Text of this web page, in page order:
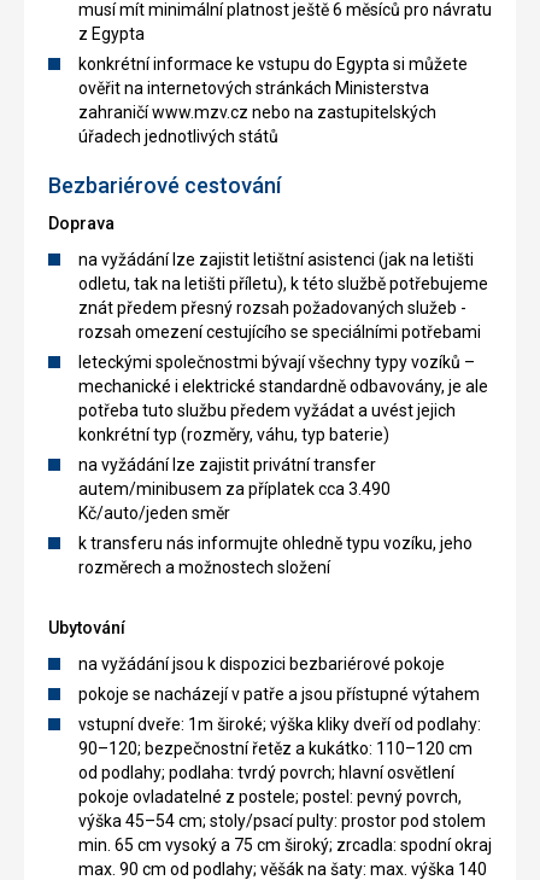
musí mít minimální platnost ještě 6 měsíců pro návratu
z Egypta
konkrétní informace ke vstupu do Egypta si můžete
ověřit na internetových stránkách Ministerstva
zahraničí www.mzv.cz nebo na zastupitelských
úřadech jednotlivých států
Bezbariérové cestování
Doprava
na vyžádání lze zajistit letištní asistenci (jak na letišti
odletu, tak na letišti příletu), k této službě potřebujeme
znát předem přesný rozsah požadovaných služeb -
rozsah omezení cestujícího se speciálními potřebami
leteckými společnostmi bývají všechny typy vozíků –
mechanické i elektrické standardně odbavovány, je ale
potřeba tuto službu předem vyžádat a uvést jejich
konkrétní typ (rozměry, váhu, typ baterie)
na vyžádání lze zajistit privátní transfer
autem/minibusem za příplatek cca 3.490
Kč/auto/jeden směr
k transferu nás informujte ohledně typu vozíku, jeho
rozměrech a možnostech složení
Ubytování
na vyžádání jsou k dispozici bezbariérové pokoje
pokoje se nacházejí v patře a jsou přístupné výtahem
vstupní dveře: 1m široké; výška kliky dveří od podlahy:
90–120; bezpečnostní řetěz a kukátko: 110–120 cm
od podlahy; podlaha: tvrdý povrch; hlavní osvětlení
pokoje ovladatelné z postele; postel: pevný povrch,
výška 45–54 cm; stoly/psací pulty: prostor pod stolem
min. 65 cm vysoký a 75 cm široký; zrcadla: spodní okraj
max. 90 cm od podlahy; věšák na šaty: max. výška 140